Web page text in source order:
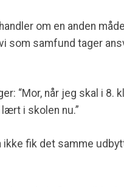
om en anden
som samfund tager
“Mor, når jeg skal i 8.
i skolen nu.”
fik det samme